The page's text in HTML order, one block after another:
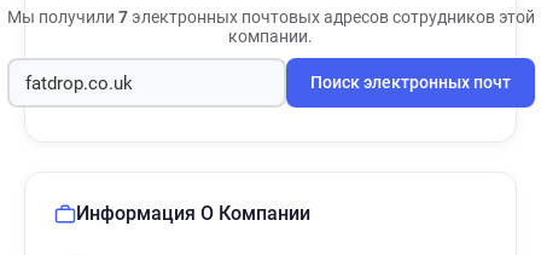
Мы получили 7электронных почтовых адресов сотрудников этой
компании.
Поиск электронных почт
Информация О Компании